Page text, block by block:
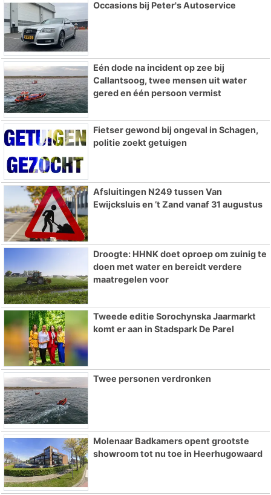
Occasions bij Peter's Autoservice
Eén dode na incident op zee bij
Callantsoog, twee mensen uit water
gered en één persoon vermist
Fietser gewond bij ongeval in Schagen,
politie zoekt getuigen
Afsluitingen N249 tussen Van
Ewijcksluis en ’t Zand vanaf 31 augustus
Droogte: HHNK doet oproep om zuinig te
doen met water en bereidt verdere
maatregelen voor
Tweede editie Sorochynska Jaarmarkt
komt er aan in Stadspark De Parel
Twee personen verdronken
Molenaar Badkamers opent grootste
showroom tot nu toe in Heerhugowaard